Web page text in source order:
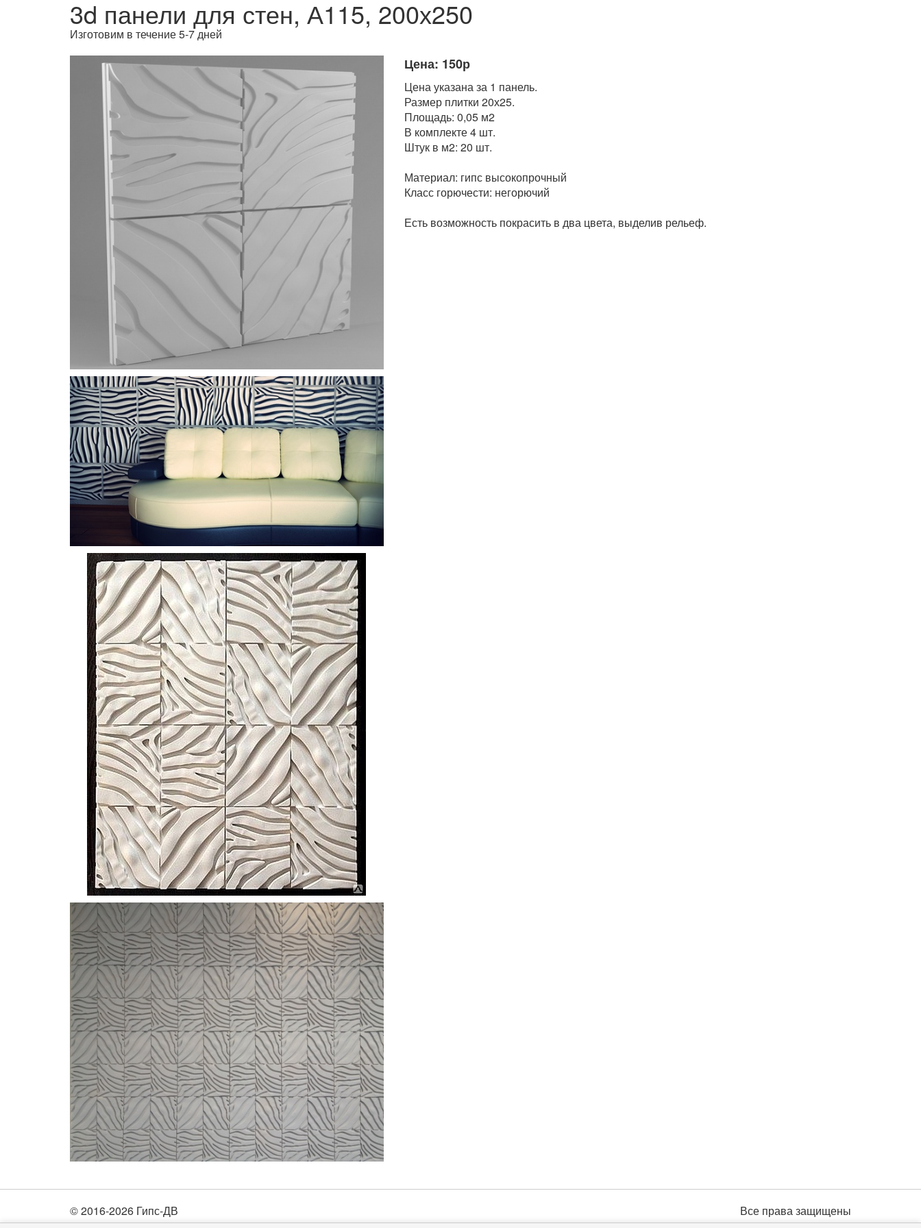
3d панели для стен, А115, 200х250
Изготовим в течение 5-7 дней
Цена: 150р
Цена указана за 1 панель.
Размер плитки 20х25.
Площадь: 0,05 м2
В комплекте 4 шт.
Штук в м2: 20 шт.
Материал: гипс высокопрочный
Класс горючести: негорючий
Есть возможность покрасить в два цвета, выделив рельеф.
© 2016-2026 Гипс-ДВ Все права защищены